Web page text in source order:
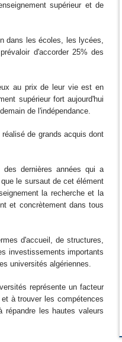
supérieur et de
dans les écoles, les lycées,
d'accorder 25% des
au prix de leur vie est en
supérieur fort aujourd'hui
de l'indépendance.
de grands acquis dont
des dernières années qui a
le sursaut de cet élément
la recherche et la
et concrètement dans tous
d'accueil, de structures,
investissements importants
universités algériennes.
représente un facteur
à trouver les compétences
répandre les hautes valeurs